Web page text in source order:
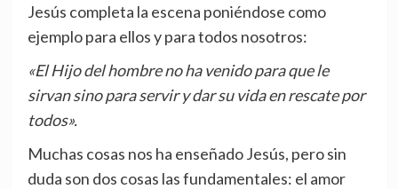
Jesús completa la escena poniéndose como
ejemplo para ellos y para todos nosotros:
«El Hijo del hombre no ha venido para que le
sirvan sino para servir y dar su vida en rescate por
todos».
Muchas cosas nos ha enseñado Jesús, pero sin
duda son dos cosas las fundamentales: el amor